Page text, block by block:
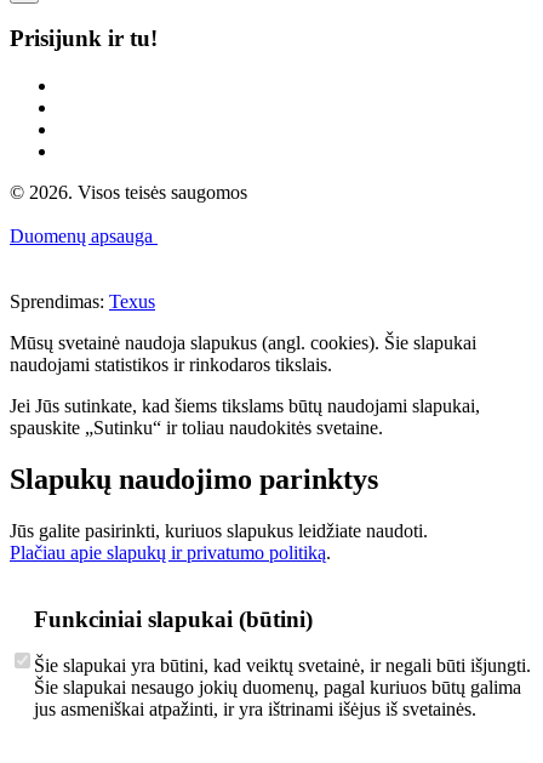
Prisijunk ir tu!
© 2026. Visos teisės saugomos
Duomenų apsauga
Sprendimas: Texus
Mūsų svetainė naudoja slapukus (angl. cookies). Šie slapukai
naudojami statistikos ir rinkodaros tikslais.
Jei Jūs sutinkate, kad šiems tikslams būtų naudojami slapukai,
spauskite „Sutinku“ ir toliau naudokitės svetaine.
Slapukų naudojimo parinktys
Jūs galite pasirinkti, kuriuos slapukus leidžiate naudoti.
Plačiau apie slapukų ir privatumo politiką.
Funkciniai slapukai (būtini)
Šie slapukai yra būtini, kad veiktų svetainė, ir negali būti išjungti.
Šie slapukai nesaugo jokių duomenų, pagal kuriuos būtų galima
jus asmeniškai atpažinti, ir yra ištrinami išėjus iš svetainės.